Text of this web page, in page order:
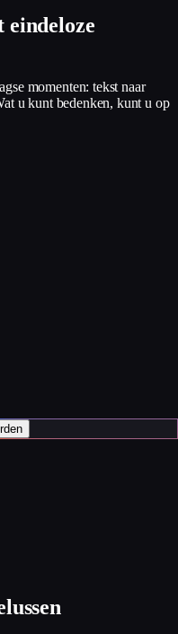
eindeloze
momenten: tekst naar
u kunt bedenken, kunt u op